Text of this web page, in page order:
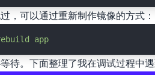
，可以通过重新制作镜像的方式：
app
待。下面整理了我在调试过程中遇